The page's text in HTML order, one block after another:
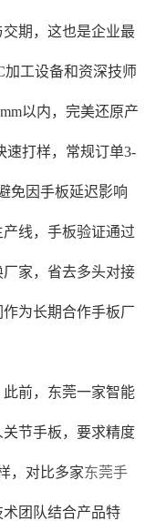
期，这也是企业最
加工设备和资深技师
以内，完美还原产
速打样，常规订单3-
免因手板延迟影响
线，手板验证通过
家，省去多头对接
为长期合作手板厂
前，东莞一家智能
节手板，要求精度
，对比多家东莞手
团队结合产品特